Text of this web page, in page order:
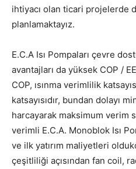
ihtiyacı olan ticari projelerde
planlamaktayız.
E.C.A Isı Pompaları çevre
avantajları da yüksek COP /
COP, ısınma verimlilik
katsayısıdır, bundan dolayı
harcayarak maksimum verim
verimli E.C.A. Monoblok Isı
ve ilk yatırım maliyetleri
çeşitliliği açısından fan coil,